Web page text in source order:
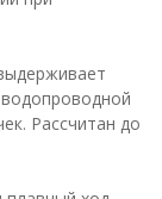
Рассчитан до